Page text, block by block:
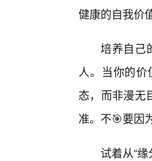
健康的自我价
培养自己
人。当你的
态，而非漫无
准。不🎯要因
试着从“